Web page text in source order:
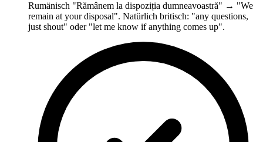
Rumänisch "Rămânem la dispoziția dumneavoastră" → "We
remain at your disposal". Natürlich britisch: "any questions,
just shout" oder "let me know if anything comes up".